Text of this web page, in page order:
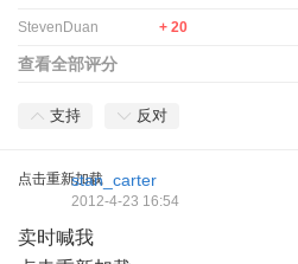
StevenDuan + 20
查看全部评分
支持 反对
点击重新加载stan_carter
2012-4-23 16:54
卖时喊我